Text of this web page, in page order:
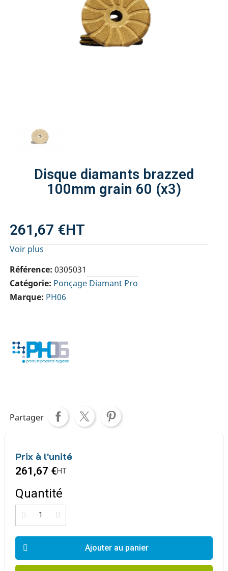
Disque diamants brazzed
100mm grain 60 (x3)
261,67 €HT
Voir plus
Référence 0305031
Catégorie Ponçage Diamant Pro
Marque PH06
Partager
Prix à l'unité
261,67 €HT
Quantité
Ajouter au panier